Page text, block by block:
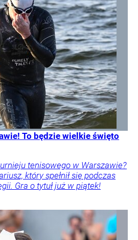
To będzie wielkie święto
tenisowego w Warszawie?
który spełnił się podczas
Gra o tytuł już w piątek!